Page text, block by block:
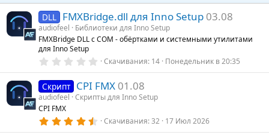
DLL FMXBridge.dll для Inno Setup 03.08
audiofeel
Библиотеки для Inno Setup
FMXBridge DLL с COM - обёртками и системными утилитами
для Inno Setup
0
0
з
в
з
Скачивания 14 Понедельник в 20:35
Скрипт CPI FMX 01.08
audiofeel Скрипты для Inno Setup
CPI FMX
4Скачивания 32 17 Июл 2026